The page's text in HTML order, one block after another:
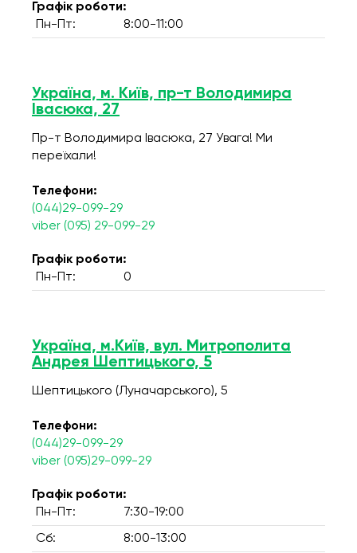
Графік роботи:
Пн-Пт:
8:00-11:00
Україна, м. Київ, пр-т Володимира
Івасюка, 27
Пр-т Володимира Івасюка, 27 Увага! Ми
переїхали!
Телефони:
(044)29-099-29
viber (095) 29-099-29
Графік роботи:
Пн-Пт:
0
Україна, м.Київ, вул. Митрополита
Андрея Шептицького, 5
Шептицького (Луначарського), 5
Телефони:
(044)29-099-29
viber (095)29-099-29
Графік роботи:
Пн-Пт:
7:30-19:00
Сб: 8:00-13:00